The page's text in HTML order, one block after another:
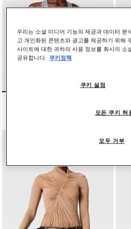
우리는 소셜 미디어 기능의 제공과 데이터 분
고 개인화된 콘텐츠와 광고를 제공하기 위해
사이트에 대한 귀하의 사용 정보를 회사의 소
공유합니다.
쿠키정책
쿠키 설정
모두 거부
모든 쿠키 허